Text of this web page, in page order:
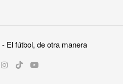
- El fútbol, de otra manera